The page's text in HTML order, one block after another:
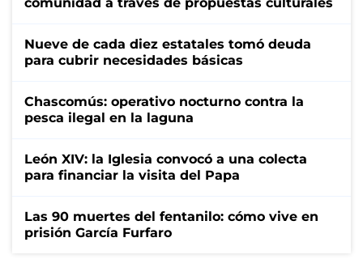
Nueve de cada diez estatales tomó deuda
para cubrir necesidades básicas
Chascomús: operativo nocturno contra la
pesca ilegal en la laguna
León XIV: la Iglesia convocó a una colecta
para financiar la visita del Papa
Las 90 muertes del fentanilo: cómo vive en
prisión García Furfaro